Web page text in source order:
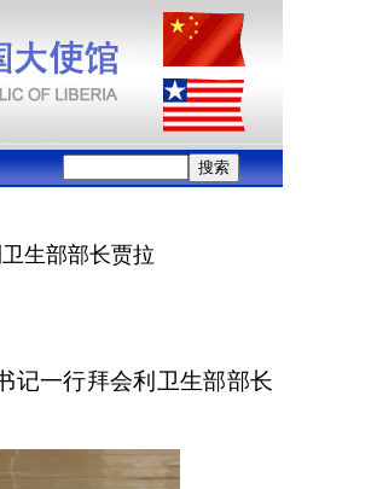
生部部长贾拉
记一行拜会利卫生部部长